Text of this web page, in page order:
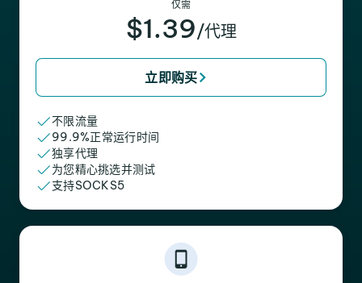
仅需
$1.39/代理
立即购买
不限流量
99.9%正常运行时间
独享代理
为您精心挑选并测试
支持SOCKS5